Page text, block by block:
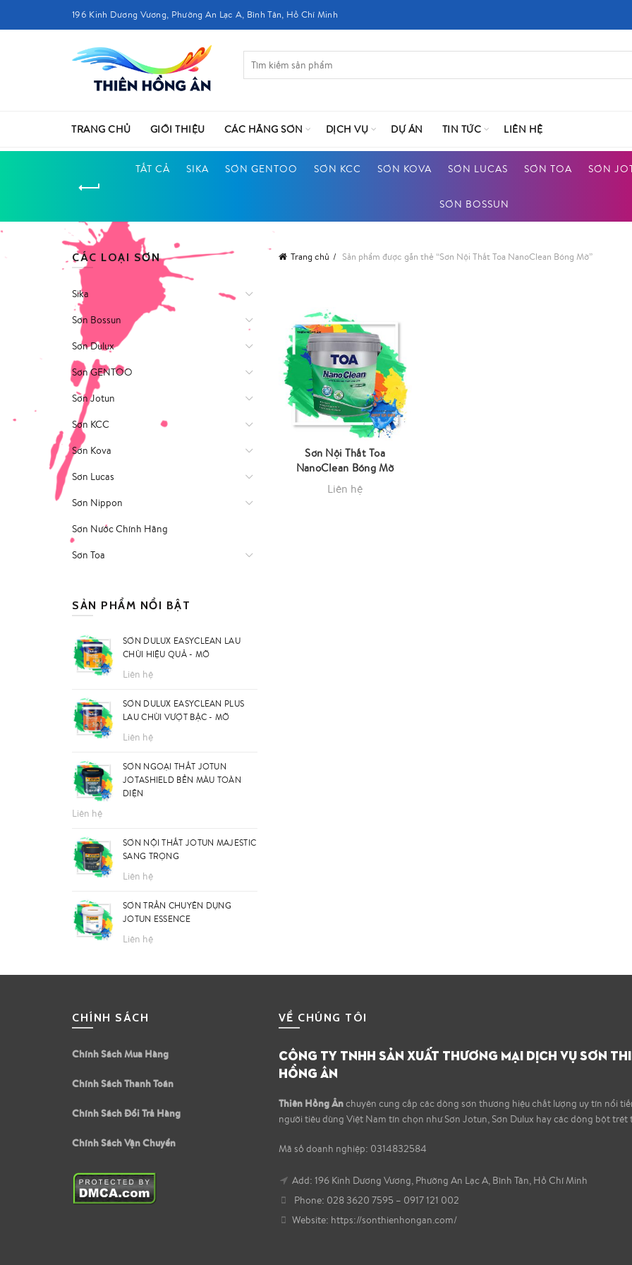
196 Kinh Dương Vương, Phường An Lạc A, Bình Tân, Hồ Chí Minh
TRANG CHỦ GIỚI THIỆU CÁC HÃNG SƠN DỊCH VỤ DỰ ÁN TIN TỨC LIÊN HỆ
TẤT CẢ SIKA SƠN GENTOO SƠN KCC SƠN KOVA SƠN LUCAS SƠN TOA SƠN
SƠN BOSSUN
Trang chủ Sản phẩm được gắn thẻ “Sơn Nội Thất Toa NanoClean Bóng Mờ”
Sơn Nội Thất Toa
NanoClean Bóng Mờ
Liên hệ
CÁC LOẠI SƠN
Sika
Sơn Bossun
Sơn Dulux
Sơn GENTOO
Sơn Jotun
Sơn KCC
Sơn Kova
Sơn Lucas
Sơn Nippon
Sơn Nước Chính Hãng
Sơn Toa
SẢN PHẨM NỔI BẬT
SƠN DULUX EASYCLEAN LAU
CHÙI HIỆU QUẢ - MỜ
Liên hệ
SƠN DULUX EASYCLEAN PLUS
LAU CHÙI VƯỢT BẬC - MỜ
Liên hệ
SƠN NGOẠI THẤT JOTUN
JOTASHIELD BỀN MÀU TOÀN
DIỆN
Liên hệ
SƠN NỘI THẤT JOTUN MAJESTIC
SANG TRỌNG
Liên hệ
SƠN TRẦN CHUYÊN DỤNG
JOTUN ESSENCE
Liên hệ
CHÍNH SÁCH
Chính Sách Mua Hàng
Chính Sách Thanh Toán
Chính Sách Đổi Trả Hàng
Chính Sách Vận Chuyển
VỀ CHÚNG TÔI
CÔNG TY TNHH SẢN XUẤT THƯƠNG MẠI DỊCH VỤ SƠN
HỒNG ÂN
Thiên Hồng Ânchuyên cung cấp các dòng sơn thương hiệu chất lượng uy tín nổi
người tiêu dùng Việt Nam tín chọn như Sơn Jotun, Sơn Dulux hay các dòng bột trét
Mã số doanh nghiệp: 0314832584
Add: 196 Kinh Dương Vương, Phường An Lạc A, Bình Tân, Hồ Chí Minh
Phone: 028 3620 7595 – 0917 121 002
Website: https://sonthienhongan.com/